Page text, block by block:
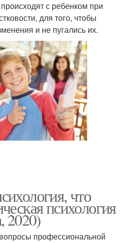
с ребенком при
для того, чтобы
и не пугались их.
что
психология
2020)
профессиональной